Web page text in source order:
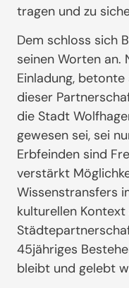
tragen und zu
Dem schloss sich
seinen Worten an.
Einladung,
dieser
die Stadt
gewesen sei, sei
Erbfeinden sind
verstärkt
Wissenstransfers
kulturellen
45jähriges
bleibt und gelebt